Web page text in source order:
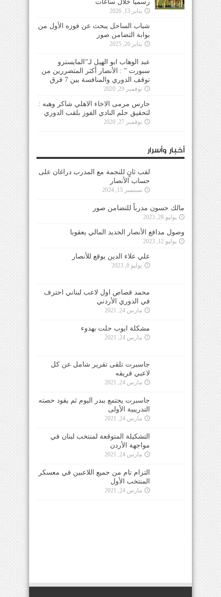
رسمياً خلال ساعات
يناير 13, 2026
شباب الساحل يبحث عن فوزه الأول من
بوابة التضامن صور
يناير 26, 2025
عبد الوهاب ابو الهيل لـ”المايسترو
سبورت ” : الأنصار أكثر المتضررين من
توقف الدوري والمنافسة بين 7 فرق
نوفمبر 29, 2020
حارس مرمى الاخاء الاهلي شاكر وهبه :
لتحقيق حلم النادي الفوز بلقب الدوري
نوفمبر 27, 2020
أخبار وأسرار
لقب ثانٍ للنجمة مع المدرب دراغان على
حساب الأنصار
سبتمبر 15, 2024
مالك حسون مدرباً للتضامن صور
يوليو 28, 2023
وصول مدافع الأنصار الجديد المالي يعقوبا
يوليو 12, 2023
علي علاء الدين يوقع للأنصار
يوليو 8, 2023
محمد قصاص اول لاعب لبناني احترف
في الدوري الأردني
مارس 24, 2021
مشكلة ايوب حلت بهدوء
مارس 24, 2021
جاسبرت تلقى تقرير شامل عن كل
لاعبي فريقه
مارس 24, 2021
جاسبرت يجتمع ببدر اليوم ثم يقود حصته
التدريبية الأولى
مارس 24, 2021
التشكيلة المتوقعة لمنتخب لبنان في
مواجهة الأردن
مارس 24, 2021
التزام تام من جميع اللاعبين في معسكر
المنتخب الأول
مارس 24, 2021